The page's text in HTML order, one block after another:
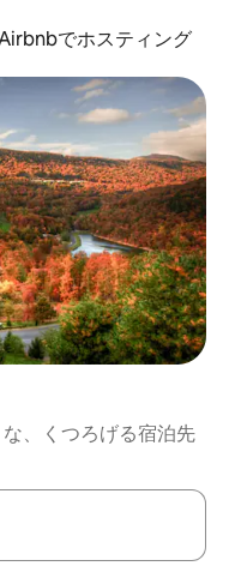
でホスティング
、くつろげる宿泊先
印キーを使って移動するか